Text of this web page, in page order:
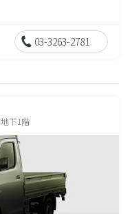
03-3263-2781
下1階